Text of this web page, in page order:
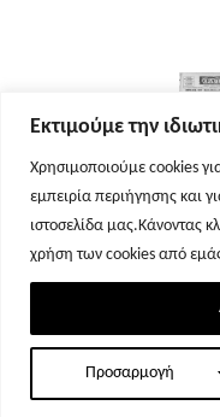
Εκτιμούμε την
Χρησιμοποιούμε cookies
εμπειρία περιήγησης και
ιστοσελίδα μας.Κάνοντας
χρήση των cookies από
Προσαρμογή